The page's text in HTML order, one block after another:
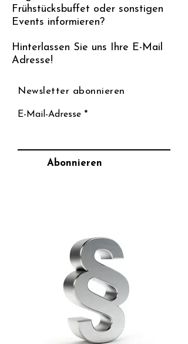
Frühstücksbuffet oder sonstigen
Events informieren?
Hinterlassen Sie uns Ihre E-Mail
Adresse!
Newsletter abonnieren
E-Mail-Adresse
Abonnieren